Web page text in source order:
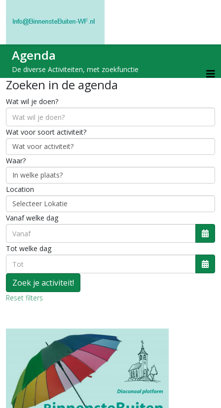
Agenda
De diverse Activiteiten, met zoekfunctie
Zoeken in de agenda
Wat wil je doen?
Wat voor soort activiteit?
Waar?
Location
Vanaf welke dag
Tot welke dag
Reset filters